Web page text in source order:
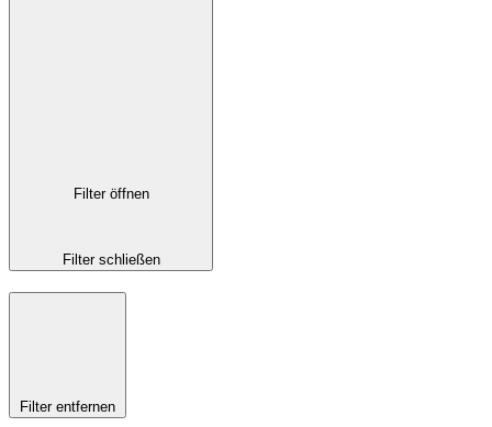
Filter öffnen
Filter schließen
Filter entfernen